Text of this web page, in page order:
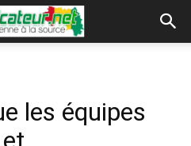
les équipes